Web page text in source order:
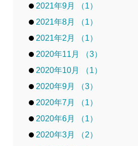
2021年9月 （1）
2021年8月 （1）
2021年2月 （1）
2020年11月 （3）
2020年10月 （1）
2020年9月 （3）
2020年7月 （1）
2020年6月 （1）
2020年3月 （2）